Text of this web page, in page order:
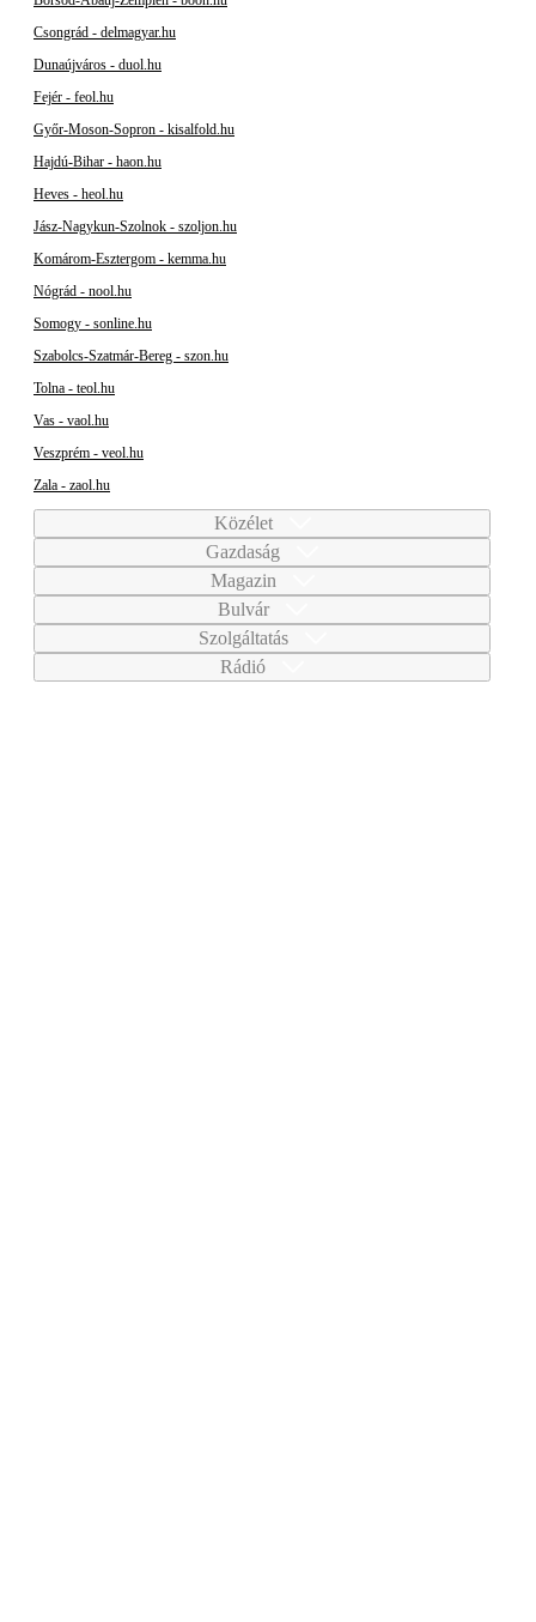
Csongrád - delmagyar.hu
Dunaújváros - duol.hu
Fejér - feol.hu
Győr-Moson-Sopron - kisalfold.hu
Hajdú-Bihar - haon.hu
Heves - heol.hu
Jász-Nagykun-Szolnok - szoljon.hu
Komárom-Esztergom - kemma.hu
Nógrád - nool.hu
Somogy - sonline.hu
Szabolcs-Szatmár-Bereg - szon.hu
Tolna - teol.hu
Vas - vaol.hu
Veszprém - veol.hu
Zala - zaol.hu
Közélet
Gazdaság
Magazin
Bulvár
Szolgáltatás
Rádió